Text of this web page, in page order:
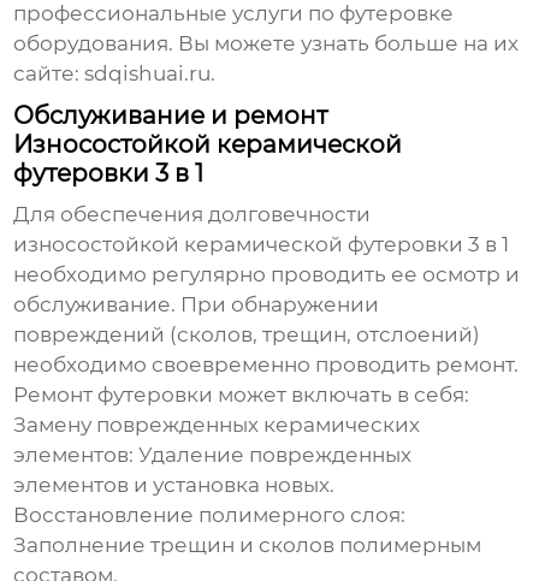
профессиональные услуги по футеровке
оборудования. Вы можете узнать больше на их
сайте:sdqishuai.ru.
Обслуживание и ремонт
Износостойкой керамической
футеровки 3 в 1
Для обеспечения долговечности
износостойкой керамической футеровки 3 в 1
необходимо регулярно проводить ее осмотр и
обслуживание. При обнаружении
повреждений (сколов, трещин, отслоений)
необходимо своевременно проводить ремонт.
Ремонт футеровки может включать в себя:
Замену поврежденных керамических
элементов: Удаление поврежденных
элементов и установка новых.
Восстановление полимерного слоя:
Заполнение трещин и сколов полимерным
составом.